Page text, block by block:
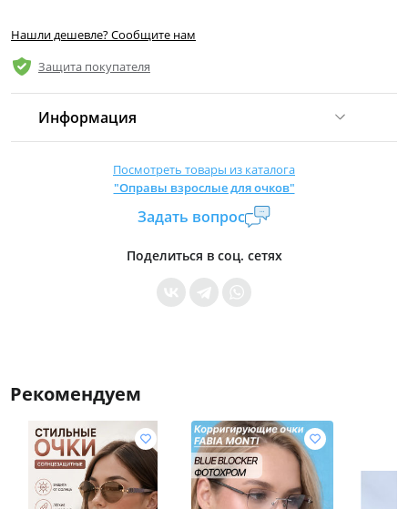
Нашли дешевле? Сообщите нам
Защита покупателя
Информация
Страна производитель:Китай
Уровень доступа:0
* Общие условия читайте в правилах сайта
Посмотреть товары из каталога
"Оправы взрослые для очков"
Задать вопрос
Поделиться в соц. сетях
Рекомендуем